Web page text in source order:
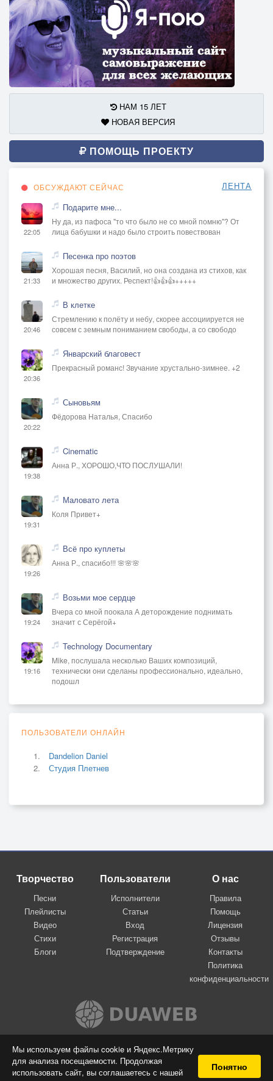
Мы используем файлы cookie и Яндекс.Метрику
для анализа посещаемости. Продолжая
использовать сайт, вы соглашаетесь с нашей
Понятно
НАМ 15 ЛЕТ
НОВАЯ ВЕРСИЯ
ПОМОЩЬ ПРОЕКТУ
ОБСУЖДАЮТ СЕЙЧАС ЛЕНТА
22:05
Подарите мне...
Ну да, из пафоса "то что было не со мной помню"? От
лица бабушки и надо было строить повествован
21:33
Песенка про поэтов
Хорошая песня, Василий, но она создана из стихов, как
и множество других. Респект!👍👍👍+++++
20:46
В клетке
Стремлению к полёту и небу, скорее ассоциируется не
совсем с земным пониманием свободы, а со свободо
20:36
Январский благовест
Прекрасный романс! Звучание хрустально-зимнее. +2
20:22
Сыновьям
Фёдорова Наталья, Спасибо
19:38
Cinematic
Анна Р., ХОРОШО,ЧТО ПОСЛУШАЛИ!
19:31
Маловато лета
Коля Привет+
19:26
Всё про куплеты
Анна Р., спасибо!!! 🌸🌸🌸
19:24
Возьми мое сердце
Вчера со мной поокала А деторождение поднимать
значит с Серёгой+
19:16
Technology Documentary
Mike, послушала несколько Ваших композиций,
технически они сделаны профессионально, идеально,
подошл
ПОЛЬЗОВАТЕЛИ ОНЛАЙН
Dandelion Daniel
Студия Плетнев
Творчество
Песни
Плейлисты
Видео
Стихи
Блоги
Пользователи
Исполнители
Статьи
Вход
Регистрация
Подтверждение
О нас
Правила
Помощь
Лицензия
Отзывы
Контакты
Политика
конфиденциальности
Вконтакте
© 2009-2026 Я-пою
Музыкальный сайт самовыражения